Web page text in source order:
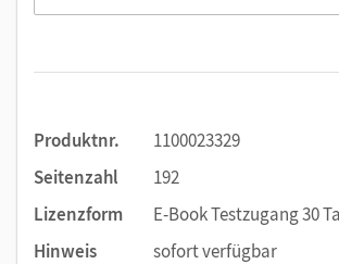
Produktnr.
1100023329
Seitenzahl
192
Lizenzform
E-Book Testzugang 30
Hinweis
sofort verfügbar